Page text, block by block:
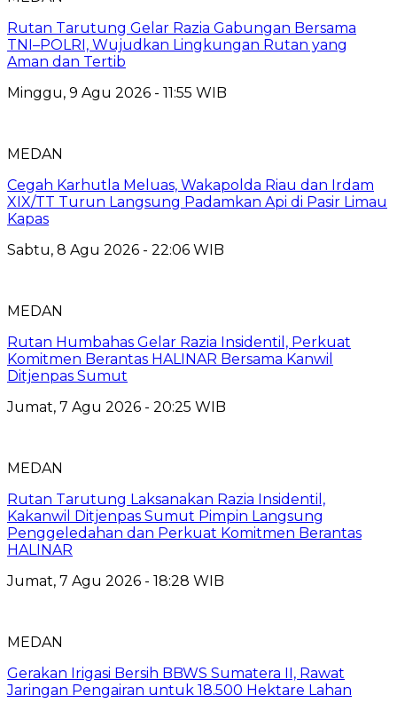
Rutan Tarutung Gelar Razia Gabungan Bersama
TNI–POLRI, Wujudkan Lingkungan Rutan yang
Aman dan Tertib
Minggu, 9 Agu 2026 - 11:55 WIB
MEDAN
Cegah Karhutla Meluas, Wakapolda Riau dan Irdam
XIX/TT Turun Langsung Padamkan Api di Pasir Limau
Kapas
Sabtu, 8 Agu 2026 - 22:06 WIB
MEDAN
Rutan Humbahas Gelar Razia Insidentil, Perkuat
Komitmen Berantas HALINAR Bersama Kanwil
Ditjenpas Sumut
Jumat, 7 Agu 2026 - 20:25 WIB
MEDAN
Rutan Tarutung Laksanakan Razia Insidentil,
Kakanwil Ditjenpas Sumut Pimpin Langsung
Penggeledahan dan Perkuat Komitmen Berantas
HALINAR
Jumat, 7 Agu 2026 - 18:28 WIB
MEDAN
Gerakan Irigasi Bersih BBWS Sumatera II, Rawat
Jaringan Pengairan untuk 18.500 Hektare Lahan